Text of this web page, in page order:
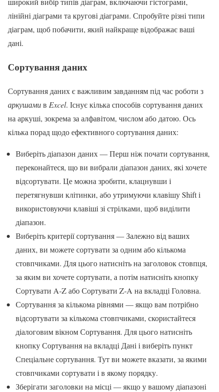
лінійні діаграми та кругові діаграми. Спробуйте різні типи
діаграм, щоб побачити, який найкраще відображає ваші
дані.
Сортування даних
Сортування даних є важливим завданням під час роботи з
аркушамив Excel. Існує кілька способів сортування даних
на аркуші, зокрема за алфавітом, числом або датою. Ось
кілька порад щодо ефективного сортування даних:
Виберіть діапазон даних — Перш ніж почати сортування,
переконайтеся, що ви вибрали діапазон даних, які хочете
відсортувати. Це можна зробити, клацнувши і
перетягнувши клітинки, або утримуючи клавішу Shift і
використовуючи клавіші зі стрілками, щоб виділити
діапазон.
Виберіть критерії сортування — Залежно від ваших
даних, ви можете сортувати за одним або кількома
стовпчиками. Для цього натисніть на заголовок стовпця,
за яким ви хочете сортувати, а потім натисніть кнопку
Сортувати A-Z або Сортувати Z-A на вкладці Головна.
Сортування за кількома рівнями — якщо вам потрібно
відсортувати за кількома стовпчиками, скористайтеся
діалоговим вікном Сортування. Для цього натисніть
кнопку Сортування на вкладці Дані і виберіть пункт
Спеціальне сортування. Тут ви можете вказати, за якими
стовпчиками сортувати і в якому порядку.
Зберігати заголовки на місці — якщо у вашому діапазоні